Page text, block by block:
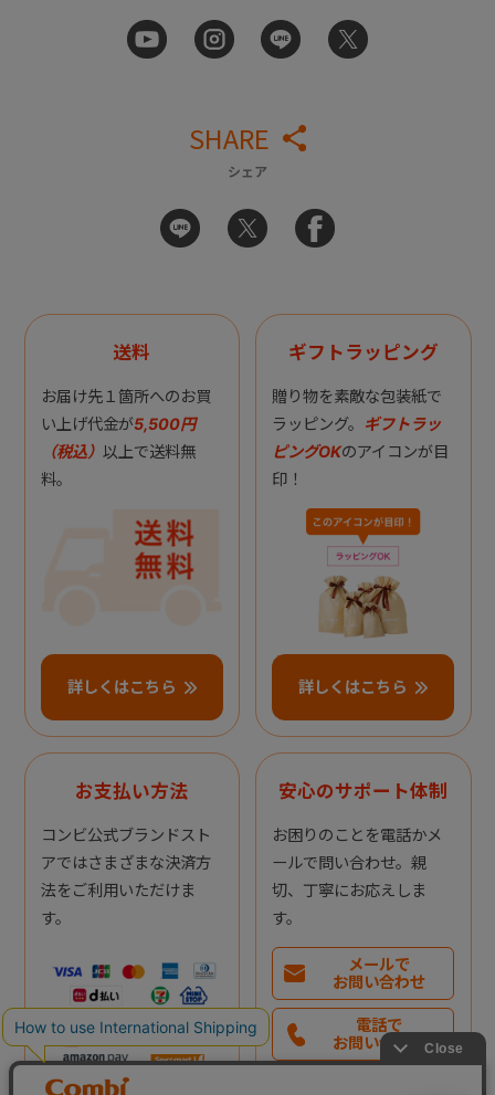
SHARE
シェア
送料
お届け先１箇所へのお買
い上げ代金が5,500円
（税込） 以上で送料無
料。
詳しくはこちら
ギフトラッピング
贈り物を素敵な包装紙で
ラッピング。 ギフトラッ
ピングOKのアイコンが目
印！
詳しくはこちら
お支払い方法
コンビ公式ブランドスト
アではさまざまな決済方
法をご利用いただけま
す。
安心のサポート体制
お困りのことを電話かメ
ールで問い合わせ。親
切、丁寧にお応えしま
す。
メールで
お問い合わせ
電話で
お問い合わせ